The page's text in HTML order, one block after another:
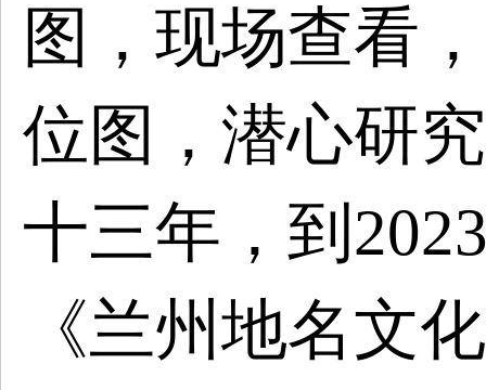
图，现场查看
位图，潜心研
十三年，到
《兰州地名文